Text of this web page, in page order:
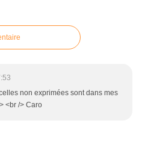
non exprimées sont dans mes
<br /> Caro